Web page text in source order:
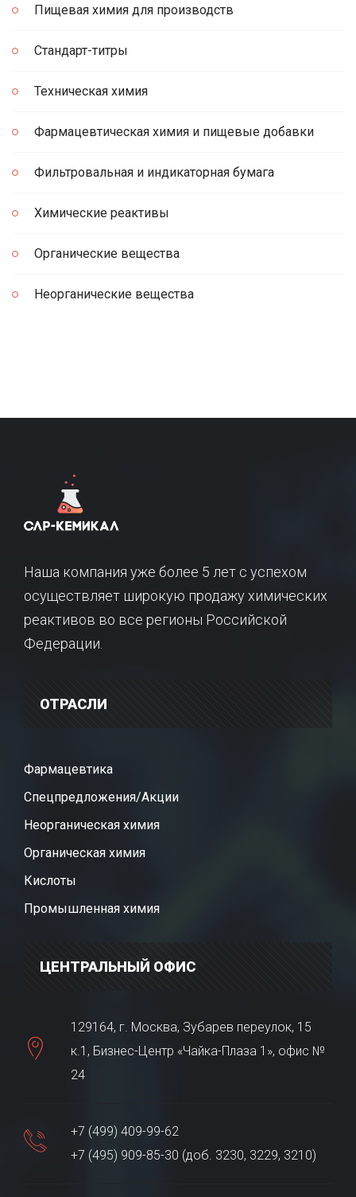
Пищевая химия для производств
Стандарт-титры
Техническая химия
Фармацевтическая химия и пищевые добавки
Фильтровальная и индикаторная бумага
Химические реактивы
Органические вещества
Неорганические вещества
Наша компания уже более 5 лет с успехом
осуществляет широкую продажу химических
реактивов во все регионы Российской
Федерации.
ОТРАСЛИ
Фармацевтика
Спецпредложения/Акции
Неорганическая химия
Органическая химия
Кислоты
Промышленная химия
ЦЕНТРАЛЬНЫЙ ОФИС
129164, г. Москва, Зубарев переулок, 15
к.1, Бизнес-Центр «Чайка-Плаза 1», офис №
24
+7 (499) 409-99-62
+7 (495) 909-85-30 (доб. 3230, 3229, 3210)